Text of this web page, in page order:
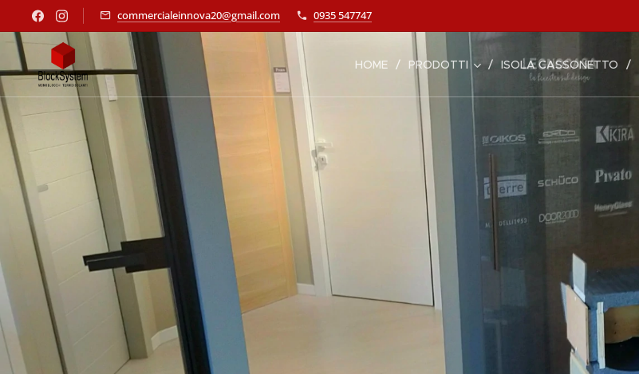
commercialeinnova20@gmail.com 0935 547747
HOME PRODOTTI ISOLA CASSONETTO